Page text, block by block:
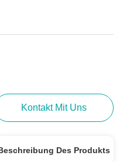
Kontakt Mit Uns
Des Produkts